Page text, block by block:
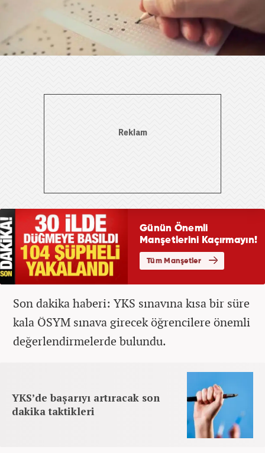
Son dakika haberi: YKS sınavına kısa bir süre
kala ÖSYM sınava girecek öğrencilere önemli
değerlendirmelerde bulundu.
YKS’de başarıyı artıracak son
dakika taktikleri